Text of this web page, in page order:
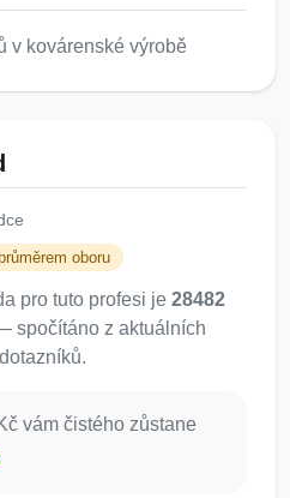
v kovárenské výrobě
oboru
pro tuto profesi je 28482
spočítáno z aktuálních
vám čistého zůstane